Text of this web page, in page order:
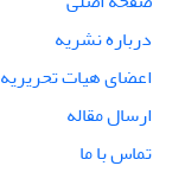
درباره نشریه
اعضای هیات تحریریه
ارسال مقاله
تماس با ما